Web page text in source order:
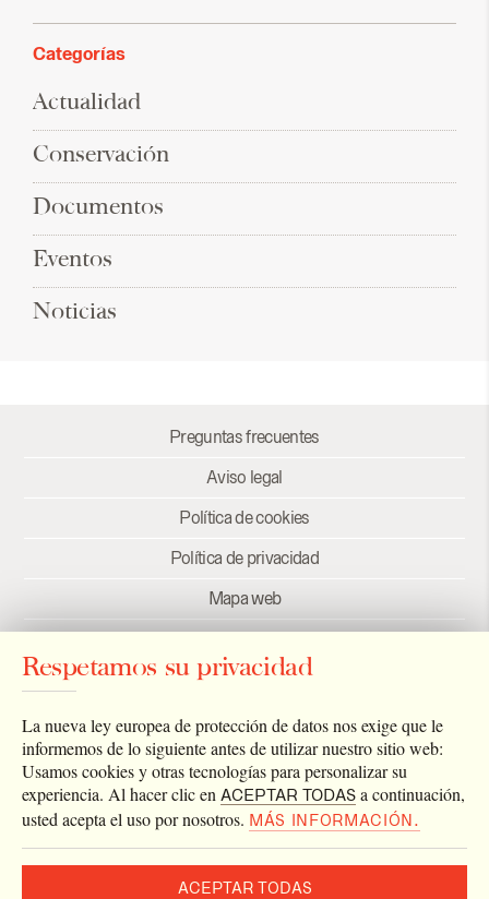
Categorías
Actualidad
Conservación
Documentos
Eventos
Noticias
Preguntas frecuentes
Aviso legal
Política de cookies
Política de privacidad
Mapa web
Enlaces
Newsletter
2026 © Archivo Catedral de Valencia
Respetamos su privacidad
La nueva ley europea de protección de datos nos exige que le
informemos de lo siguiente antes de utilizar nuestro sitio web:
Usamos cookies y otras tecnologías para personalizar su
experiencia. Al hacer clic en ACEPTAR TODAS a continuación,
usted acepta el uso por nosotros. MÁS INFORMACIÓN.
ACEPTAR TODAS